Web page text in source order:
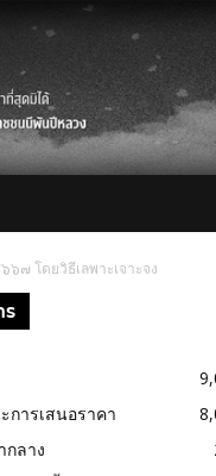
๗ โดยวิธีเลพาะเจาะจง
ร
การเสนอราคา
กลาง